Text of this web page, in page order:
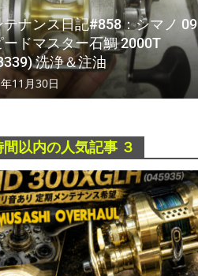
テナンス日記#858：シマノ 09
ードマスター石鯛 2000T
洗浄＆注油
11月30日
間以内の人気記事 ３